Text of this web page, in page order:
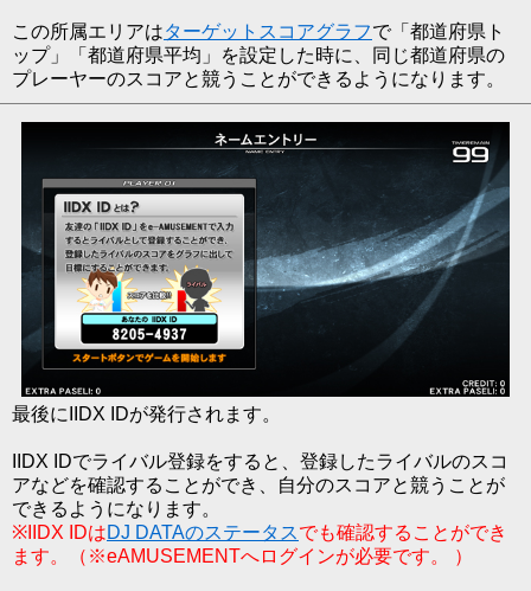
この所属エリアはターゲットスコアグラフで「都道府県ト
ップ」「都道府県平均」を設定した時に、同じ都道府県の
プレーヤーのスコアと競うことができるようになります。
最後にIIDX IDが発行されます。
IIDX IDでライバル登録をすると、登録したライバルのスコ
アなどを確認することができ、自分のスコアと競うことが
できるようになります。
※IIDX IDはDJ DATAのステータスでも確認することができ
ます。（※eAMUSEMENTへログインが必要です。 ）